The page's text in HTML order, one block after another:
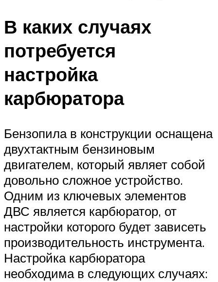
В каких случаях
потребуется
настройка
карбюратора
Бензопила в конструкции оснащена
двухтактным бензиновым
двигателем, который являет собой
довольно сложное устройство.
Одним из ключевых элементов
ДВС является карбюратор, от
настройки которого будет зависеть
производительность инструмента.
Настройка карбюратора
необходима в следующих случаях: